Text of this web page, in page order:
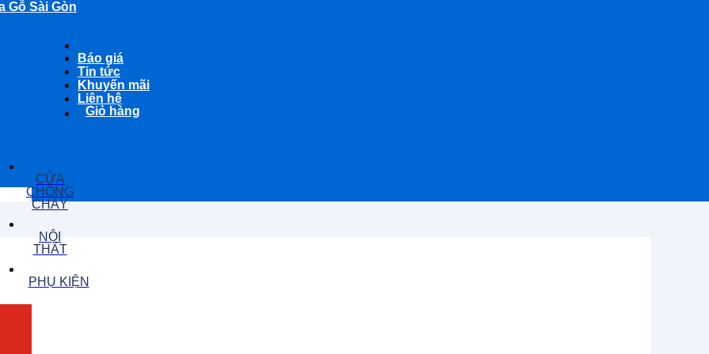
Gỗ Sài Gòn
Báo giá
Tin tức
Khuyến mãi
Liên hệ
Giỏ hàng
CỬA
CHỐNG
CHÁY
NỘI
THẤT
PHỤ KIỆN